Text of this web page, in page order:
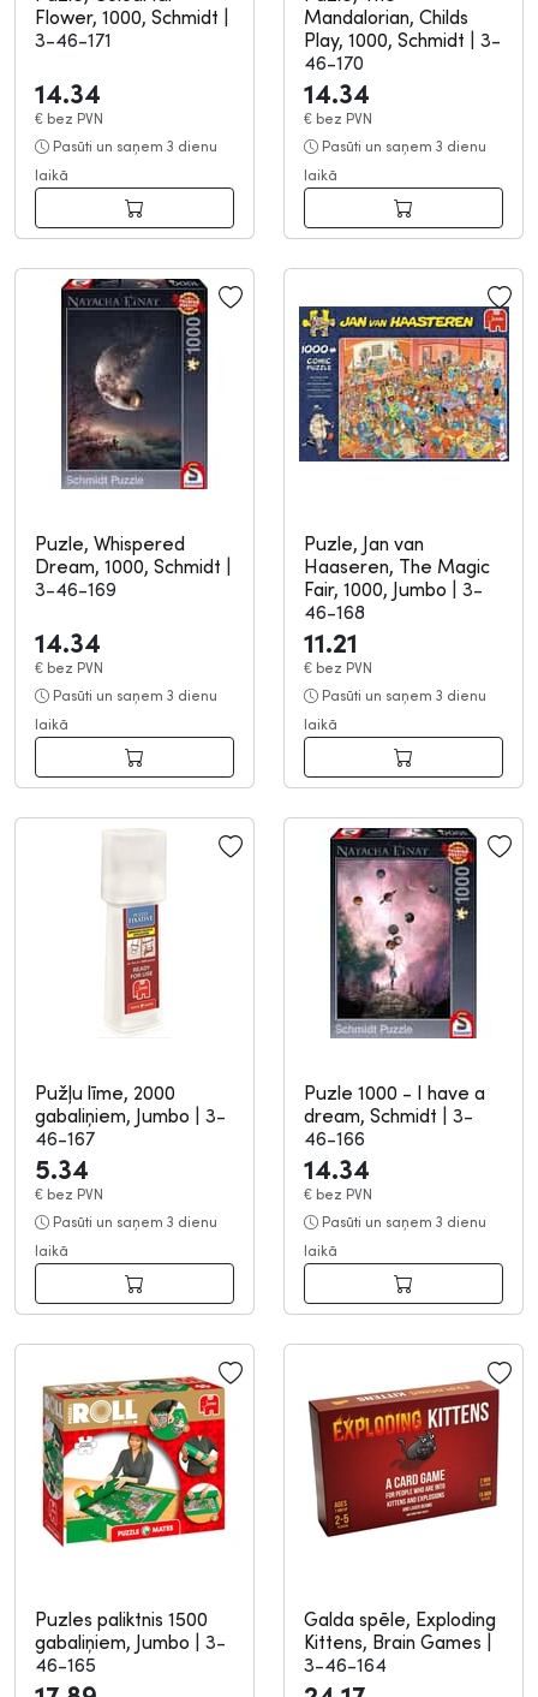
Flower, 1000, Schmidt
3-46-171
14.34
€ bez PVN
Pasūti un saņem 3 dienu
laikā
Mandalorian, Childs
Play, 1000, Schmidt
3-
46-170
14.34
€ bez PVN
Pasūti un saņem 3 dienu
laikā
Puzle, Whispered
Dream, 1000, Schmidt
3-46-169
14.34
€ bez PVN
Pasūti un saņem 3 dienu
laikā
Puzle, Jan van
Haaseren, The Magic
Fair, 1000, Jumbo
3-
46-168
11.21
€ bez PVN
Pasūti un saņem 3 dienu
laikā
Pužļu līme, 2000
gabaliņiem, Jumbo
3-
46-167
5.34
€ bez PVN
Pasūti un saņem 3 dienu
laikā
Puzle 1000 - I have a
dream, Schmidt
3-
46-166
14.34
€ bez PVN
Pasūti un saņem 3 dienu
laikā
Puzles paliktnis 1500
gabaliņiem, Jumbo
3-
46-165
Galda spēle, Exploding
Kittens, Brain Games
3-46-164